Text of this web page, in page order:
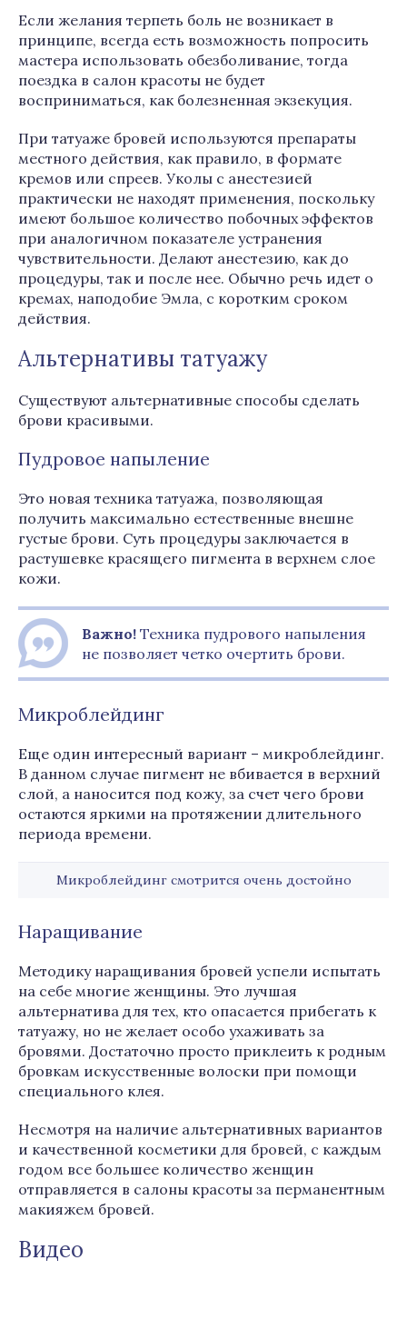
Если желания терпеть боль не возникает в
принципе, всегда есть возможность попросить
мастера использовать обезболивание, тогда
поездка в салон красоты не будет
восприниматься, как болезненная экзекуция.
При татуаже бровей используются препараты
местного действия, как правило, в формате
кремов или спреев. Уколы с анестезией
практически не находят применения, поскольку
имеют большое количество побочных эффектов
при аналогичном показателе устранения
чувствительности. Делают анестезию, как до
процедуры, так и после нее. Обычно речь идет о
кремах, наподобие Эмла, с коротким сроком
действия.
Альтернативы татуажу
Существуют альтернативные способы сделать
брови красивыми.
Пудровое напыление
Это новая техника татуажа, позволяющая
получить максимально естественные внешне
густые брови. Суть процедуры заключается в
растушевке красящего пигмента в верхнем слое
кожи.
Важно! Техника пудрового напыления
не позволяет четко очертить брови.
Микроблейдинг
Еще один интересный вариант – микроблейдинг.
В данном случае пигмент не вбивается в верхний
слой, а наносится под кожу, за счет чего брови
остаются яркими на протяжении длительного
периода времени.
Микроблейдинг смотрится очень достойно
Наращивание
Методику наращивания бровей успели испытать
на себе многие женщины. Это лучшая
альтернатива для тех, кто опасается прибегать к
татуажу, но не желает особо ухаживать за
бровями. Достаточно просто приклеить к родным
бровкам искусственные волоски при помощи
специального клея.
Несмотря на наличие альтернативных вариантов
и качественной косметики для бровей, с каждым
годом все большее количество женщин
отправляется в салоны красоты за перманентным
макияжем бровей.
Видео